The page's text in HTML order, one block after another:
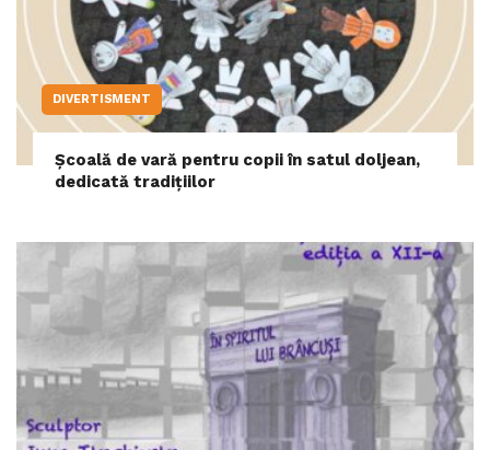
DIVERTISMENT
Școală de vară pentru copii în satul doljean,
dedicată tradițiilor